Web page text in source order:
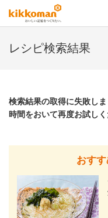
レシピ検索結果
検索結果の取得に失敗しま
時間をおいて再度お試しく
おす